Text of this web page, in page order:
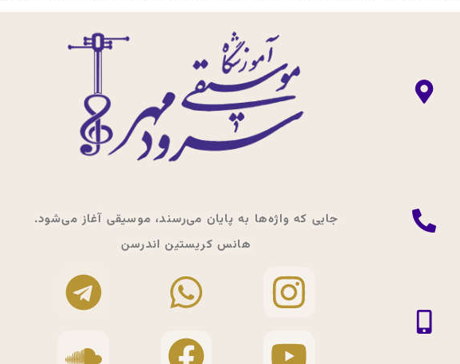
جایی که واژه‌ها به پایان می‌رسند، موسیقی آغاز می‌شود.
هانس کریستین اندرسن